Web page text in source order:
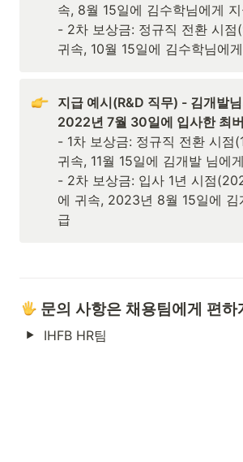
속, 8월 15일에 김수학님에게
- 2차 보상금: 정규직 전환 시점
귀속, 10월 15일에 김수학님에
지급 예시(R&D 직무) - 김개발
2022년 7월 30일에 입사한 최
- 1차 보상금: 정규직 전환 시점
귀속, 11월 15일에 김개발 님에
- 2차 보상금: 입사 1년 시점
에 귀속, 2023년 8월 15일에 김
급
문의 사항은 채용팀에게 편하
IHFB HR팀